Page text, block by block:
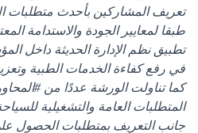
تعريف المشاركين بأحدث متطلبات
طبقا لمعايير الجودة والاستدامة
تطبيق نظم الإدارة الحديثة داخل
في رفع كفاءة الخدمات الطبية
كما تناولت الورشة عددًا من#المحاور
المتطلبات العامة والتشغيلية
جانب التعريف بمتطلبات الحصول على